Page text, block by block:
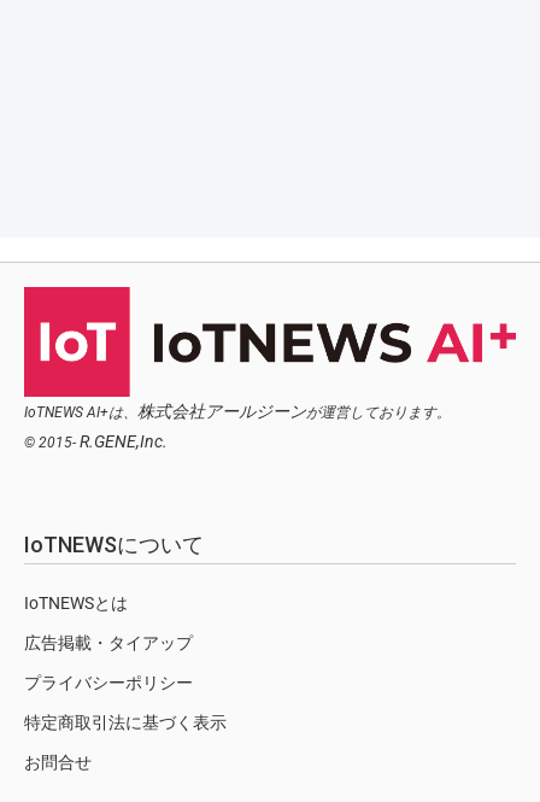
IoTNEWS AI+は、 株式会社アールジーンが運営しております。
© 2015- R.GENE,Inc.
IoTNEWSについて
IoTNEWSとは
広告掲載・タイアップ
プライバシーポリシー
特定商取引法に基づく表示
お問合せ